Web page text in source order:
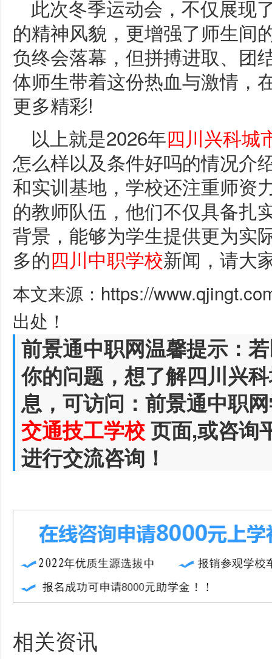
此次冬季运动会，不仅展现
的精神风貌，更增强了师生间
负终会落幕，但拼搏进取、团
体师生带着这份热血与激情，
更多精彩!
以上就是2026年四川兴科城
怎么样以及条件好吗的情况介
和实训基地，学校还注重师资
的教师队伍，他们不仅具备扎
背景，能够为学生提供更为实
多的四川中职学校新闻，请大
本文来源：https://
出处！
前景通中职网温馨提示：
你的问题，想了解四川兴
息，可访问：前景通中职
交通技工学校页面,或咨询
进行交流咨询！
相关资讯